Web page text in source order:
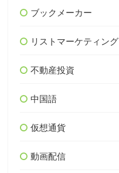
ブックメーカー
リストマーケティング
不動産投資
中国語
仮想通貨
動画配信